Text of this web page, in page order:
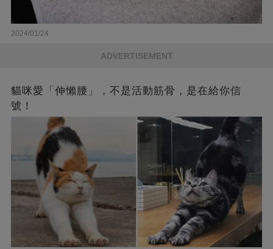
2024/01/24
ADVERTISEMENT
貓咪愛「伸懶腰」，不是活動筋骨，是在給你信
號！